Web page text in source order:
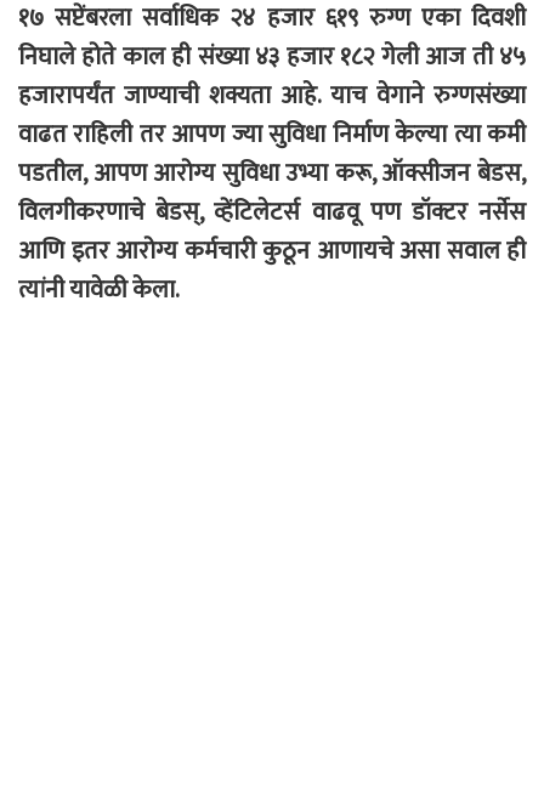
१७ सप्टेंबरला सर्वाधिक २४ हजार ६१९ रुग्ण एका दिवशी
निघाले होते काल ही संख्या ४३ हजार १८२ गेली आज ती ४५
हजारापर्यंत जाण्याची शक्यता आहे. याच वेगाने रुग्णसंख्या
वाढत राहिली तर आपण ज्या सुविधा निर्माण केल्या त्या कमी
पडतील, आपण आरोग्य सुविधा उभ्या करू, ऑक्सीजन बेडस,
विलगीकरणाचे बेडस्, व्हेंटिलेटर्स वाढवू पण डॉक्टर नर्सेस
आणि इतर आरोग्य कर्मचारी कुठून आणायचे असा सवाल ही
त्यांनी यावेळी केला.